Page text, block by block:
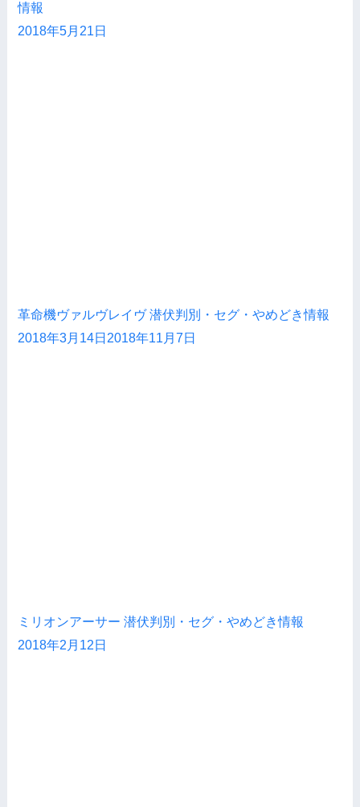
情報
2018年5月21日
革命機ヴァルヴレイヴ 潜伏判別・セグ・やめどき情報
2018年3月14日 2018年11月7日
ミリオンアーサー 潜伏判別・セグ・やめどき情報
2018年2月12日